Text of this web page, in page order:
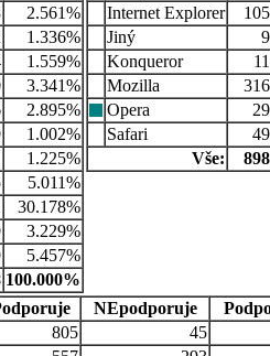
2.561%
1.336%
1.559%
3.341%
2.895%
1.002%
1.225%
5.011%
30.178%
3.229%
5.457%
100.000%
Internet Explorer
105
Jiný
9
Konqueror
11
Mozilla
316
Opera
29
Safari
49
Vše:
898
NEpodporuje
805
45